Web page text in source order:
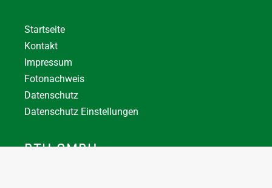
Startseite
Kontakt
Impressum
Fotonachweis
Datenschutz
Datenschutz Einstellungen
BTH GMBH